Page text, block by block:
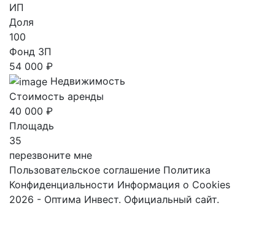
ИП
Доля
100
Фонд ЗП
54 000 ₽
Недвижимость
Стоимость аренды
40 000 ₽
Площадь
35
перезвоните мне
Пользовательское соглашение Политика
Конфиденциальности Информация о Cookies
2026 - Оптима Инвест. Официальный сайт.